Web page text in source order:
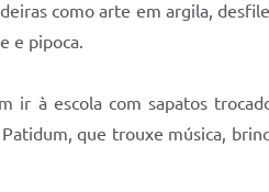
como arte em argila,
e pipoca.
ir à escola com sapatos
que trouxe música,